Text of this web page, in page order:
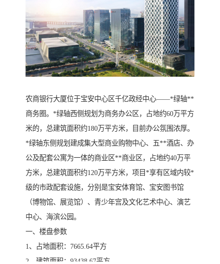
农商银行大厦位于宝安中心区千亿政经中心——*绿轴**
商务圈。*绿轴西侧规划为商务办公区，占地约60万平方
米的，总建筑面积约180万平方米，目前办公氛围浓厚。
*绿轴东侧规划建成集大型商业购物中心、五**酒店、办
公及配套公寓为一体的商业区**商业区，占地约40万平
方米，总建筑面积约120万平方米，项目*享有区域内较*
级的市政配套设施，分别是宝安体育馆、宝安图书馆
（博物馆、展览馆）、青少年宫及文化艺术中心、演艺
中心、海滨公园。
一、楼盘参数
1、占地面积：7665.64平方
2、建筑面积：93438.67平方